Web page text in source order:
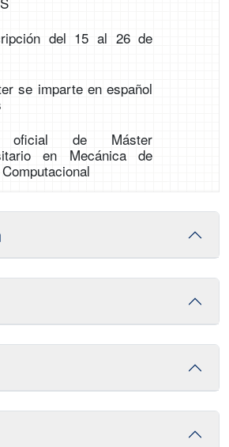
del 15 al 26 de
se imparte en español
oficial de Máster
en Mecánica de